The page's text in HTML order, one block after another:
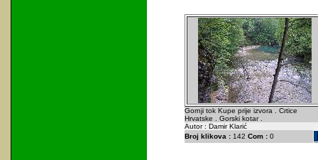
Gornji tok Kupe prije izvora . Crtice
Hrvatske . Gorski kotar .
Autor : Damir Klarić
Broj klikova :142 Com :0